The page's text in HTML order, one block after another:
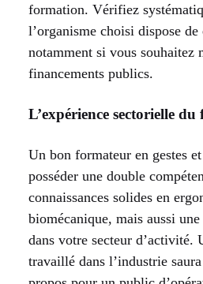
formation. Vérifiez
l’organisme choisi dispose
notamment si vous souhaitez
financements publics.
L’expérience sectorielle
Un bon formateur en gestes
posséder une double
connaissances solides en
biomécanique, mais aussi
dans votre secteur d’activité.
travaillé dans l’industrie